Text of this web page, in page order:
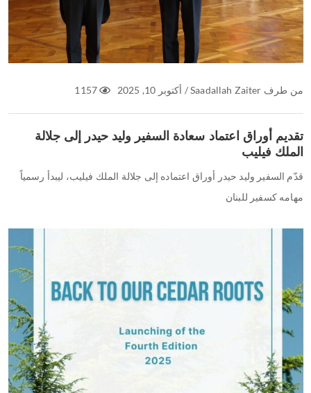
من طرف Saadallah Zaiter
/ أكتوبر 10, 2025 1157
تقديم أوراق اعتماد سعادة السفير وليد حيدر إلى جلالة
الملك فيليب
قدّم السفير وليد حيدر أوراق اعتماده إلى جلالة الملك فيليب، ليبدأ رسمياً
مهامه كسفير للبنان